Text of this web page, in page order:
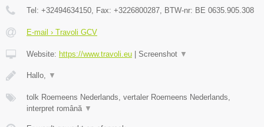
Tel: +32494634150 , Fax: +3226800287 , BTW-nr: BE 0635.905.308
E-mail › Travoli GCV
Website: https://www.travoli.eu | Screenshot ▼
Hallo, ▼
tolk Roemeens Nederlands, vertaler Roemeens Nederlands,
interpret română ▼